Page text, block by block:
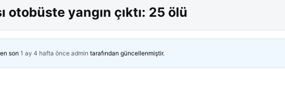
otobüste yangın çıktı: 25 ölü
son 1 ay 4 hafta önce admin tarafından güncellenmiştir.